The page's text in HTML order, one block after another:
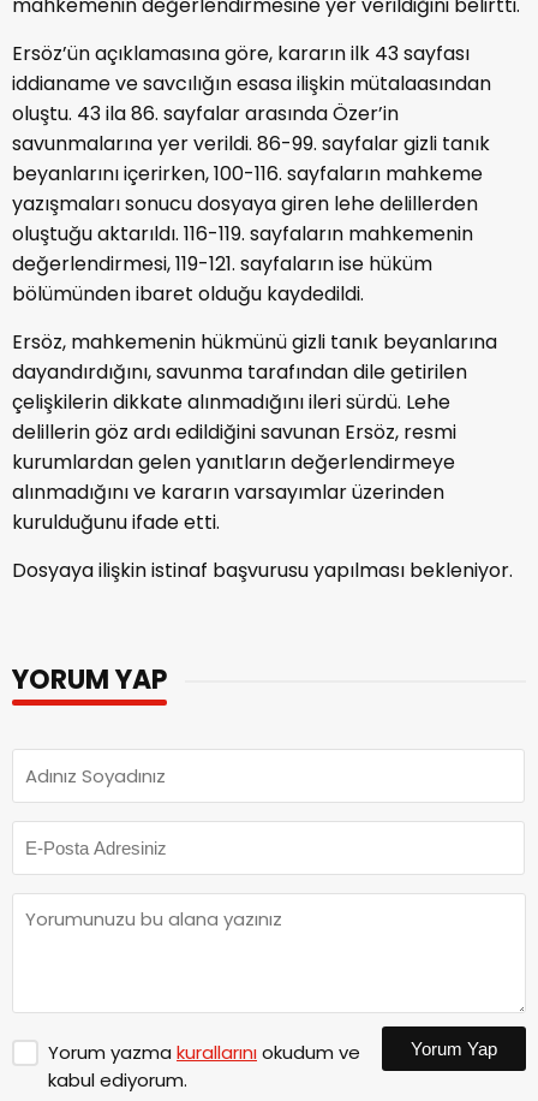
Ersöz’ün açıklamasına göre, kararın ilk 43 sayfası
iddianame ve savcılığın esasa ilişkin mütalaasından
oluştu. 43 ila 86. sayfalar arasında Özer’in
savunmalarına yer verildi. 86-99. sayfalar gizli tanık
beyanlarını içerirken, 100-116. sayfaların mahkeme
yazışmaları sonucu dosyaya giren lehe delillerden
oluştuğu aktarıldı. 116-119. sayfaların mahkemenin
değerlendirmesi, 119-121. sayfaların ise hüküm
bölümünden ibaret olduğu kaydedildi.
Ersöz, mahkemenin hükmünü gizli tanık beyanlarına
dayandırdığını, savunma tarafından dile getirilen
çelişkilerin dikkate alınmadığını ileri sürdü. Lehe
delillerin göz ardı edildiğini savunan Ersöz, resmi
kurumlardan gelen yanıtların değerlendirmeye
alınmadığını ve kararın varsayımlar üzerinden
kurulduğunu ifade etti.
Dosyaya ilişkin istinaf başvurusu yapılması bekleniyor.
YORUM YAP
Yorum yazma kurallarınıokudum ve
kabul ediyorum.
Yorum Yap